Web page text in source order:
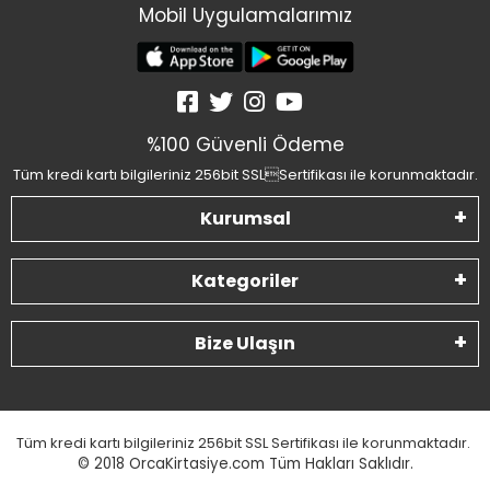
Mobil Uygulamalarımız
%100 Güvenli Ödeme
Tüm kredi kartı bilgileriniz 256bit SSLSertifikası ile korunmaktadır.
Kurumsal
Kategoriler
Bize Ulaşın
Tüm kredi kartı bilgileriniz 256bit SSL Sertifikası ile korunmaktadır.
© 2018 OrcaKirtasiye.com Tüm Hakları Saklıdır.